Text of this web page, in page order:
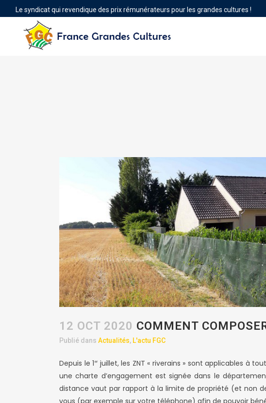
Le syndicat qui revendique des prix rémunérateurs pour les grandes cultures !
12 OCT 2020 COMMENT
Publié dans Actualités, L'actu FGC
Depuis le 1 er juillet, les ZNT « riverains » sont applicables à
une charte d’engagement est signée dans le
distance vaut par rapport à la limite de propriété (et non
vous (par exemple sur votre téléphone) afin de pouvoir